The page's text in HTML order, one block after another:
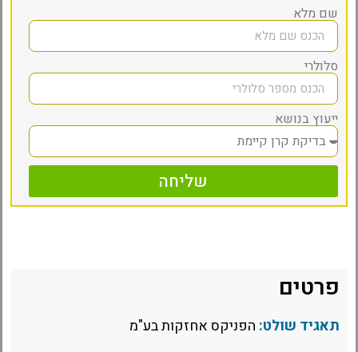
שם מלא
סלולרי
ייעוץ בנושא
שליחה
פרטים
תאגיד שולט: הפניקס אחזקות בע"מ